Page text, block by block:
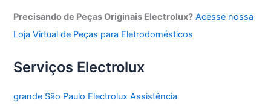
Precisando de Peças Originais Electrolux? Acesse nossa
Loja Virtual de Peças para Eletrodomésticos
Serviços Electrolux
grande São Paulo Electrolux Assistência